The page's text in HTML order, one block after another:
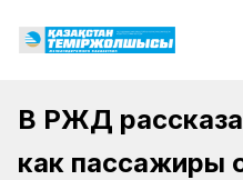
В РЖД
как пассажиры